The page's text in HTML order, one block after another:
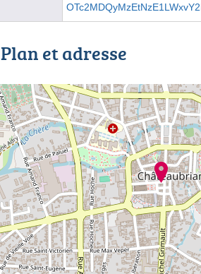
Plan et adresse